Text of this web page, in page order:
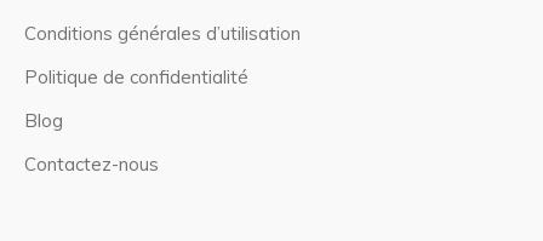
Conditions générales d’utilisation
Politique de confidentialité
Blog
Contactez-nous